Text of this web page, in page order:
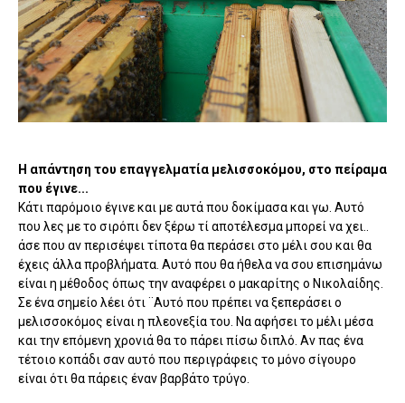
Η απάντηση του επαγγελματία μελισσοκόμου, στο πείραμα
που έγινε...
Κάτι παρόμοιο έγινε και με αυτά που δοκίμασα και γω. Αυτό
που λες με το σιρόπι δεν ξέρω τί αποτέλεσμα μπορεί να χει..
άσε που αν περισέψει τίποτα θα περάσει στο μέλι σου και θα
έχεις άλλα προβλήματα. Αυτό που θα ήθελα να σου επισημάνω
είναι η μέθοδος όπως την αναφέρει ο μακαρίτης ο Νικολαίδης.
Σε ένα σημείο λέει ότι ¨Αυτό που πρέπει να ξεπεράσει ο
μελισσοκόμος είναι η πλεονεξία του. Να αφήσει το μέλι μέσα
και την επόμενη χρονιά θα το πάρει πίσω διπλό. Αν πας ένα
τέτοιο κοπάδι σαν αυτό που περιγράφεις το μόνο σίγουρο
είναι ότι θα πάρεις έναν βαρβάτο τρύγο.